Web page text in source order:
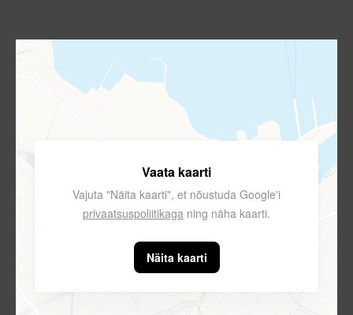
Vaata kaarti
Vajuta "Näita kaarti", et nõustuda Google'i
privaatsuspoliitikaga ning näha kaarti.
Näita kaarti